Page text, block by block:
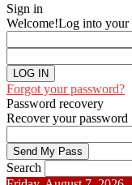
Sign in
Welcome!Log into your
Forgot your password?
Password recovery
Recover your password
Search